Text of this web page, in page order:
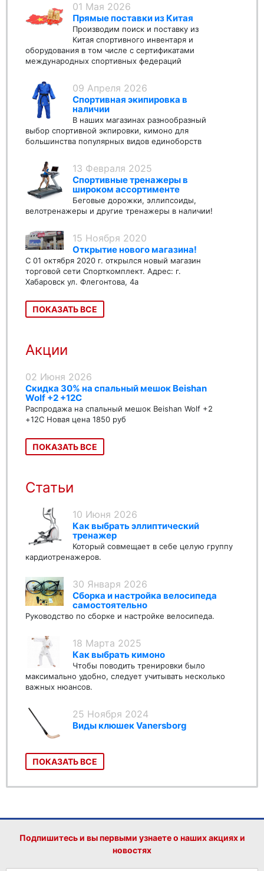
01 Мая 2026
Прямые поставки из Китая
Производим поиск и поставку из
Китая спортивного инвентаря и
оборудования в том числе с сертификатами
международных спортивных федераций
09 Апреля 2026
Спортивная экипировка в
наличии
В наших магазинах разнообразный
выбор спортивной экпировки, кимоно для
большинства популярных видов единоборств
13 Февраля 2025
Спортивные тренажеры в
широком ассортименте
Беговые дорожки, эллипсоиды,
велотренажеры и другие тренажеры в наличии!
15 Ноября 2020
Открытие нового магазина!
С 01 октября 2020 г. открылся новый магазин
торговой сети Спорткомплект. Адрес: г.
Хабаровск ул. Флегонтова, 4а
ПОКАЗАТЬ ВСЕ
Акции
02 Июня 2026
Скидка 30% на спальный мешок Beishan
Wolf +2 +12C
Распродажа на спальный мешок Beishan Wolf +2
+12C Новая цена 1850 руб
ПОКАЗАТЬ ВСЕ
Статьи
10 Июня 2026
Как выбрать эллиптический
тренажер
Который совмещает в себе целую группу
кардиотренажеров.
30 Января 2026
Сборка и настройка велосипеда
самостоятельно
Руководство по сборке и настройке велосипеда.
18 Марта 2025
Как выбрать кимоно
Чтобы поводить тренировки было
максимально удобно, следует учитывать несколько
важных нюансов.
25 Ноября 2024
Виды клюшек Vanersborg
ПОКАЗАТЬ ВСЕ
Подпишитесь и вы первыми узнаете о наших акциях и
новостях